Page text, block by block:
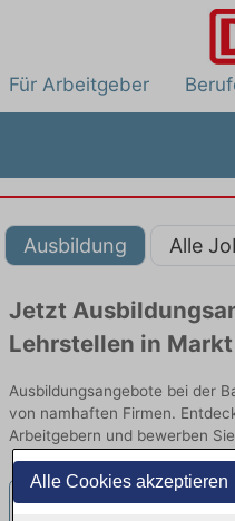
Alle Cookies akzeptieren
Für Arbeitgeber
Ausbildung Alle
Jetzt
Lehrstellen in
Ausbildungsangebote bei der
von namhaften Firmen.
Arbeitgebern und bewerben